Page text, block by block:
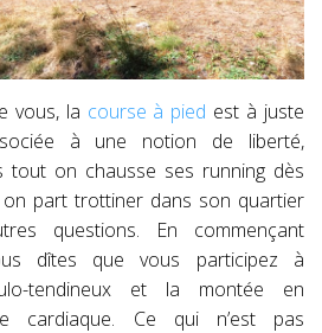
vous, la course à pied est à juste
à une notion de liberté,
tout on chausse ses running dès
on part trottiner dans son quartier
questions. En commençant
dîtes que vous participez à
tendineux et la montée en
cardiaque. Ce qui n’est pas